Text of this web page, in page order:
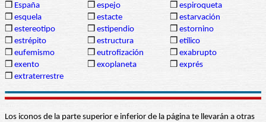
❒ España ❒ espejo ❒ espiroqueta
❒ esquela ❒ estacte ❒ estarvación
❒ estereotipo ❒ estipendio ❒ estornino
❒ estrépito ❒ estructura ❒ etílico
❒ eufemismo ❒ eutrofización ❒ exabrupto
❒ exento ❒ exoplaneta ❒ exprés
❒ extraterrestre
Los iconos de la parte superior e inferior de la página te llevarán a otras